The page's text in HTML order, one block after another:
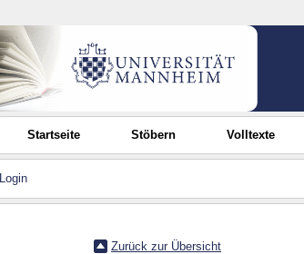
Startseite Stöbern Volltexte
Login
Zurück zur Übersicht